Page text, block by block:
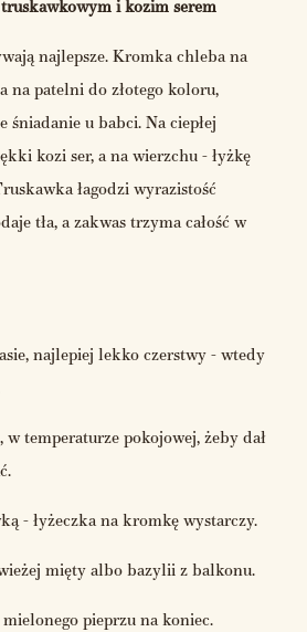
i kozim serem
najlepsze. Kromka chleba na
na patelni do złotego koloru,
u babci. Na ciepłej
kozi ser, a na wierzchu - łyżkę
łagodzi wyrazistość
tła, a zakwas trzyma całość w
najlepiej lekko czerstwy - wtedy
temperaturze pokojowej, żeby dał
- łyżeczka na kromkę wystarczy.
mięty albo bazylii z balkonu.
pieprzu na koniec.